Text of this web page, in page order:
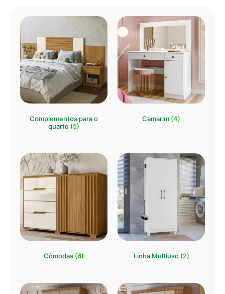
Complementos para o
quarto (5)
Camarim (4)
Cômodas (6) Linha Multiuso (2)